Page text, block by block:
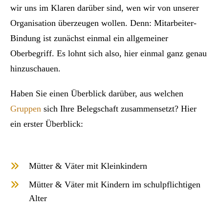
wir uns im Klaren darüber sind, wen wir von unserer
Organisation überzeugen wollen. Denn: Mitarbeiter-
Bindung ist zunächst einmal ein allgemeiner
Oberbegriff. Es lohnt sich also, hier einmal ganz genau
hinzuschauen.
Haben Sie einen Überblick darüber, aus welchen
Gruppen sich Ihre Belegschaft zusammensetzt? Hier
ein erster Überblick:
Mütter & Väter mit Kleinkindern
Mütter & Väter mit Kindern im schulpflichtigen
Alter